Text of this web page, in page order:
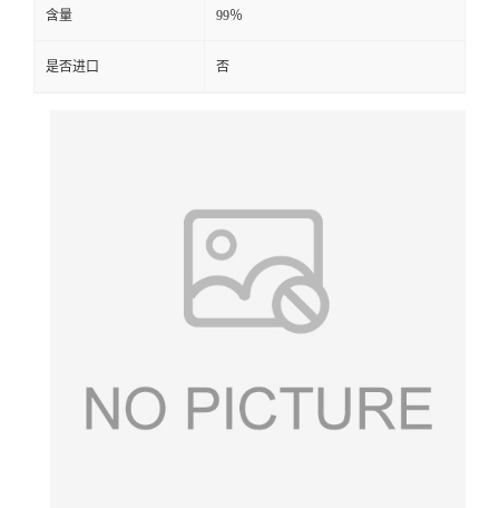
含量 99％
是否进口 否